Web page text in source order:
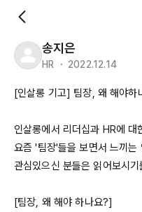
송지은
HR ・ 2022.12.14
[인살롱 기고] 팀장, 왜 해야하
인살롱에서 리더십과 HR에 대
요즘 '팀장'들을 보면서 느끼는
관심있으신 분들은 읽어보시